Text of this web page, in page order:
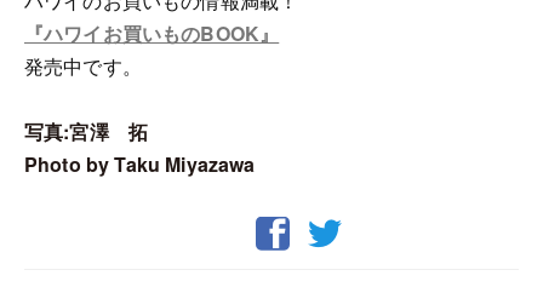
『ハワイお買いものBOOK』
発売中です。
写真:宮澤 拓
Photo by Taku Miyazawa